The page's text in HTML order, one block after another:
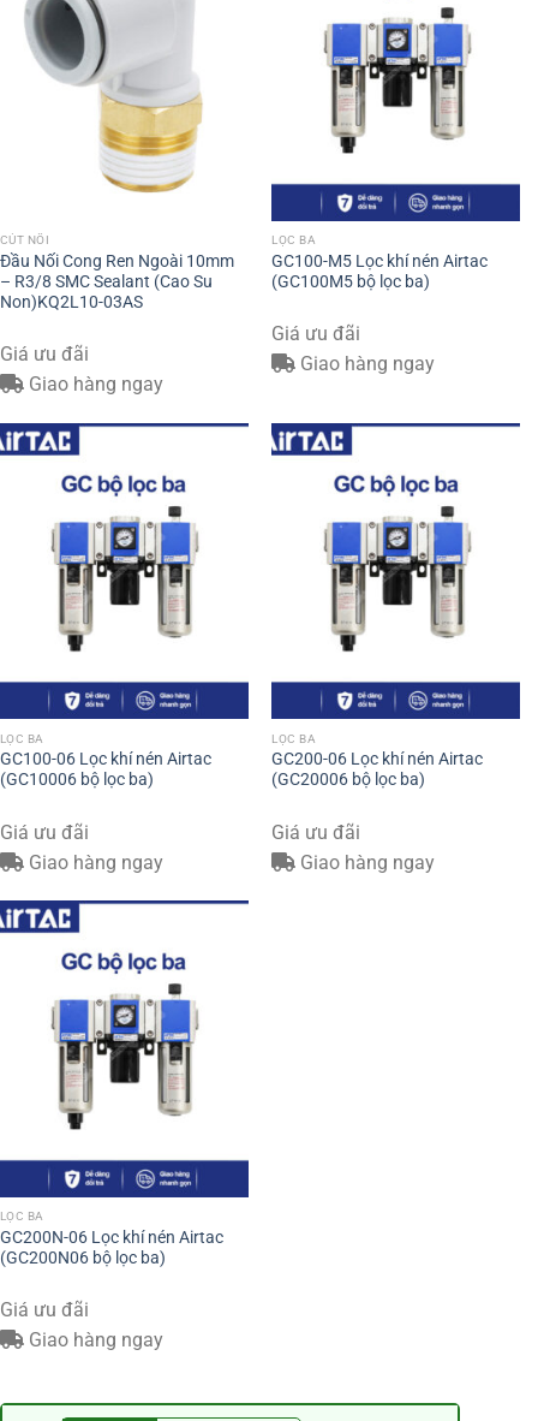
CÚT NỐI
Đầu Nối Cong Ren Ngoài 10mm
– R3/8 SMC Sealant (Cao Su
Non)KQ2L10-03AS
Giá ưu đãi
Giao hàng ngay
LỌC BA
GC100-M5 Lọc khí nén Airtac
(GC100M5 bộ lọc ba)
Giá ưu đãi
Giao hàng ngay
LỌC BA
GC100-06 Lọc khí nén Airtac
(GC10006 bộ lọc ba)
Giá ưu đãi
Giao hàng ngay
LỌC BA
GC200-06 Lọc khí nén Airtac
(GC20006 bộ lọc ba)
Giá ưu đãi
Giao hàng ngay
LỌC BA
GC200N-06 Lọc khí nén Airtac
(GC200N06 bộ lọc ba)
Giá ưu đãi
Giao hàng ngay